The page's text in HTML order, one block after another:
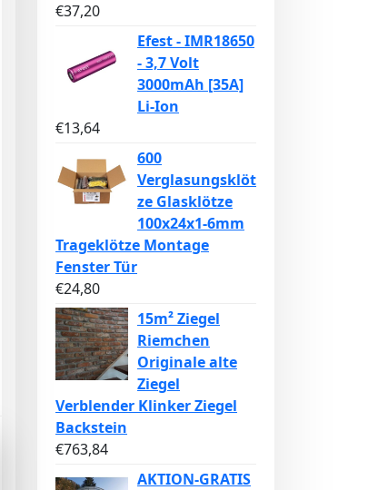
€37,20
Efest - IMR18650
- 3,7 Volt
3000mAh [35A]
Li-Ion
€13,64
600
Verglasungsklöt
ze Glasklötze
100x24x1-6mm
Trageklötze Montage
Fenster Tür
€24,80
15m² Ziegel
Riemchen
Originale alte
Ziegel
Verblender Klinker Ziegel
Backstein
€763,84
AKTION-GRATIS